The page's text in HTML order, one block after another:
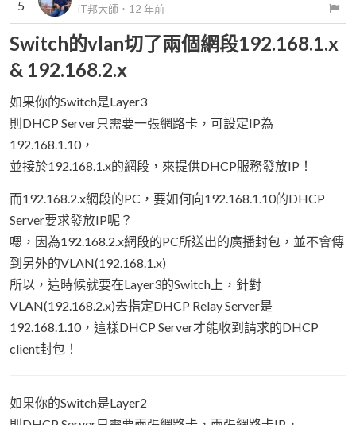
iT邦大師 ． 12 年前
5
Switch的vlan切了兩個網段192.168.1.x
& 192.168.2.x
如果你的Switch是Layer3
則DHCP Server只需要一張網路卡，可設定IP為
192.168.1.10，
並接於192.168.1.x的網段，來提供DHCP服務發放IP！
而192.168.2.x網段的PC，要如何向192.168.1.10的DHCP
Server要求發放IP呢？
嗯，因為192.168.2.x網段的PC所送出的廣播封包，並不會傳
到另外的VLAN(192.168.1.x)
所以，這時候就要在Layer3的Switch上，針對
VLAN(192.168.2.x)去指定DHCP Relay Server是
192.168.1.10，這樣DHCP Server才能收到請求的DHCP
client封包！
如果你的Switch是Layer2